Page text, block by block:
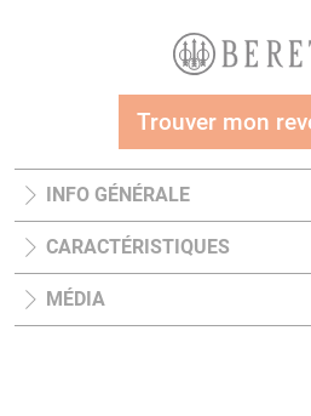
Trouver mon
INFO GÉNÉRALE
CARACTÉRISTIQUES
MÉDIA